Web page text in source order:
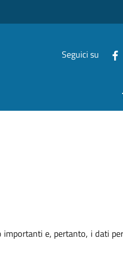
Seguici su
e, pertanto, i dati